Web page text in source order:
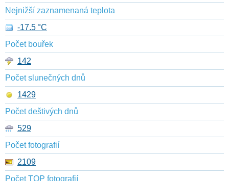
Nejnižší zaznamenaná teplota
-17.5 °C
Počet bouřek
142
Počet slunečných dnů
1429
Počet deštivých dnů
529
Počet fotografií
2109
Počet TOP fotografií